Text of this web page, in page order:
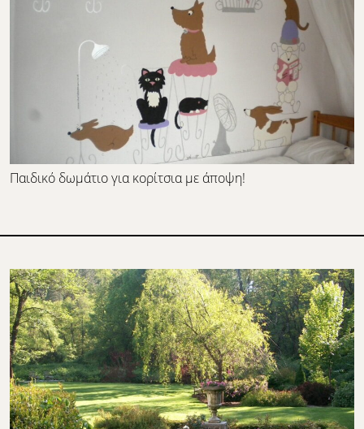
Παιδικό δωμάτιο για κορίτσια με άποψη!